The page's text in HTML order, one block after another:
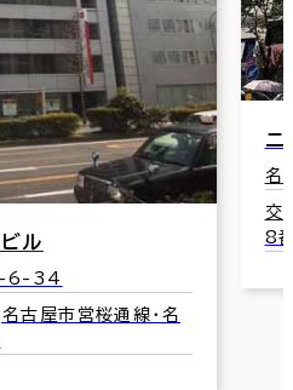
ル
6-34
古屋市営桜通線･名
ニ
名
交
8